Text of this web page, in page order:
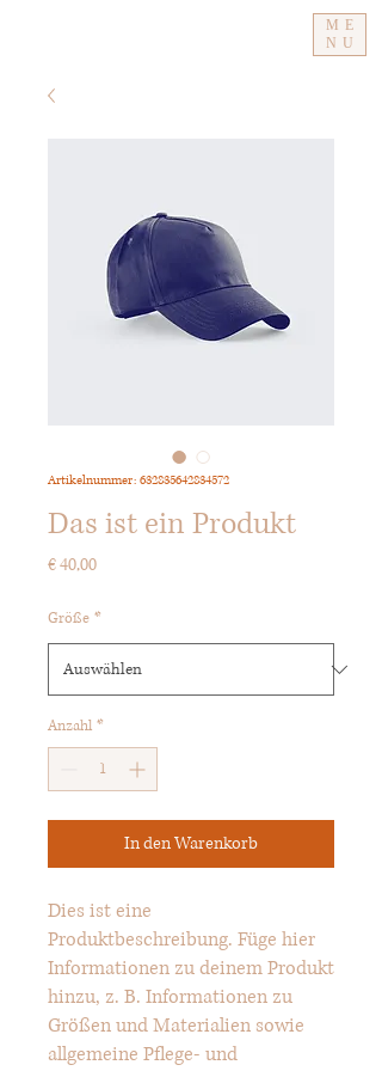
ME
NU
Artikelnummer: 632835642834572
Das ist ein Produkt
€ 40,00Preis
Größe *
Anzahl *
In den Warenkorb
Dies ist eine
Produktbeschreibung. Füge hier
Informationen zu deinem Produkt
hinzu, z. B. Informationen zu
Größen und Materialien sowie
allgemeine Pflege- und